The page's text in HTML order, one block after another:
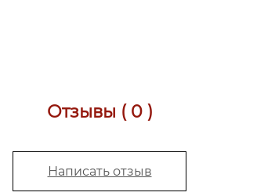
Отзывы ( 0 )
Написать отзыв